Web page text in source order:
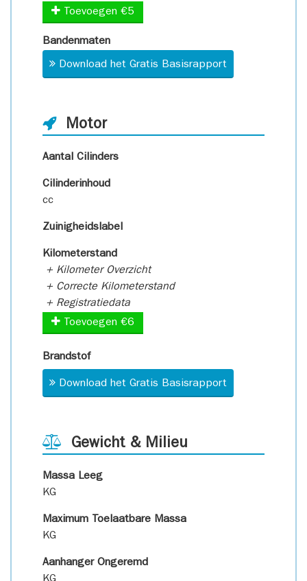
Toevoegen €5
Bandenmaten
Download het Gratis Basisrapport
Motor
Aantal Cilinders
Cilinderinhoud
cc
Zuinigheidslabel
Kilometerstand
+ Kilometer Overzicht
+ Correcte Kilometerstand
+ Registratiedata
Toevoegen €6
Brandstof
Download het Gratis Basisrapport
Gewicht & Milieu
Massa Leeg
KG
Maximum Toelaatbare Massa
KG
Aanhanger Ongeremd